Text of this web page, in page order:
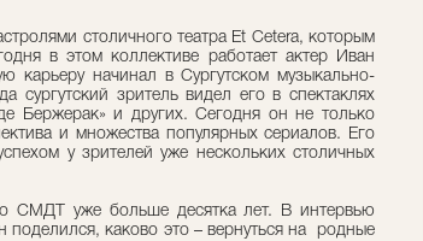
столичного театра Et Cetera, которым
в этом коллективе работает актер Иван
карьеру начинал в Сургутском музыкально-
сургутский зритель видел его в спектаклях
Бержерак» и других. Сегодня он не только
и множества популярных сериалов. Его
у зрителей уже нескольких столичных
СМДТ уже больше десятка лет. В интервью
поделился, каково это – вернуться на родные